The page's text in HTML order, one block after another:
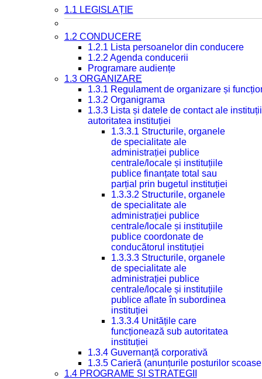
1.1 LEGISLAȚIE
1.2 CONDUCERE
1.2.1 Lista persoanelor din conducere
1.2.2 Agenda conducerii
Programare audiențe
1.3 ORGANIZARE
1.3.1 Regulament de organizare și
1.3.2 Organigrama
1.3.3 Lista și datele de contact ale
autoritatea instituției
1.3.3.1 Structurile, organele
de specialitate ale
administrației publice
centrale/locale și instituțiile
publice finanțate total sau
parțial prin bugetul instituției
1.3.3.2 Structurile, organele
de specialitate ale
administrației publice
centrale/locale și instituțiile
publice coordonate de
conducătorul instituției
1.3.3.3 Structurile, organele
de specialitate ale
administrației publice
centrale/locale și instituțiile
publice aflate în subordinea
instituției
1.3.3.4 Unitățile care
funcționează sub autoritatea
instituției
1.3.4 Guvernanță corporativă
1.3.5 Carieră (anunțurile posturilor
1.4 PROGRAME ȘI STRATEGII